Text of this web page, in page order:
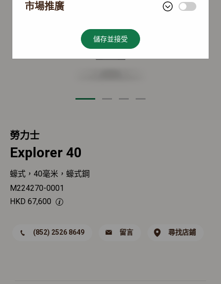
勞力士
Explorer 40
蠔式，40毫米，蠔式鋼
M224270-0001
HKD 67,600
(852) 2526 8649 留言 尋找店鋪
市場推廣
儲存並接受